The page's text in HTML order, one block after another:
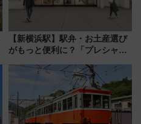
【新横浜駅】駅弁・お土産選び
がもっと便利に？「プレシャス
ン 場所や営業時間・限定弁当